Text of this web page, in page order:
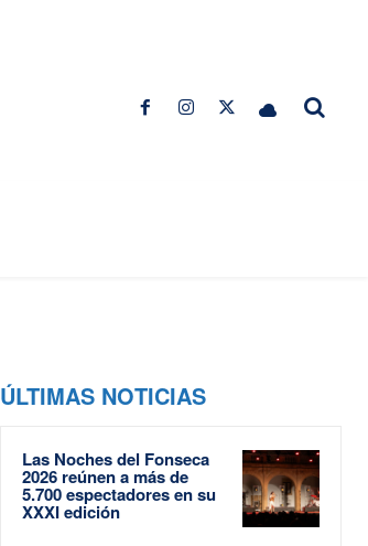
ÚLTIMAS NOTICIAS
Las Noches del Fonseca
2026 reúnen a más de
5.700 espectadores en su
XXXI edición